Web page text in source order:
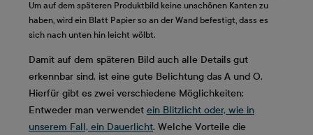
Um auf dem späteren Produktbild keine unschönen Kanten zu
haben, wird ein Blatt Papier so an der Wand befestigt, dass es
sich nach unten hin leicht wölbt.
Damit auf dem späteren Bild auch alle Details gut
erkennbar sind, ist eine gute Belichtung das A und O.
Hierfür gibt es zwei verschiedene Möglichkeiten:
Entweder man verwendet ein Blitzlicht oder, wie in
unserem Fall, ein Dauerlicht. Welche Vorteile die